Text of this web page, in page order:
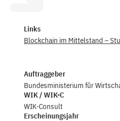
Links
Blockchain im Mittelstand –
Auftraggeber
Bundesministerium für
WIK / WIK-C
WIK-Consult
Erscheinungsjahr